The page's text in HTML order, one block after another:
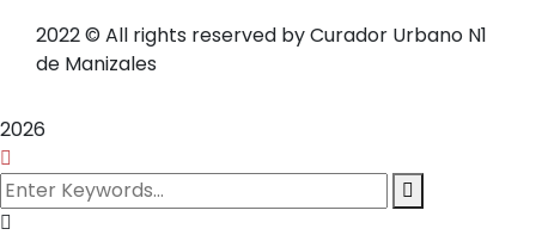
2022© All rights reserved by Curador Urbano N1
de Manizales
2026